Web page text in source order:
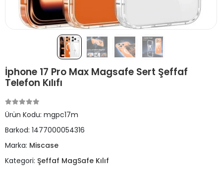
İphone 17 Pro Max Magsafe Sert Şeffaf
Telefon Kılıfı
Ürün Kodu: mgpc17m
Barkod: 1477000054316
Marka: Miscase
Kategori: Şeffaf MagSafe Kılıf